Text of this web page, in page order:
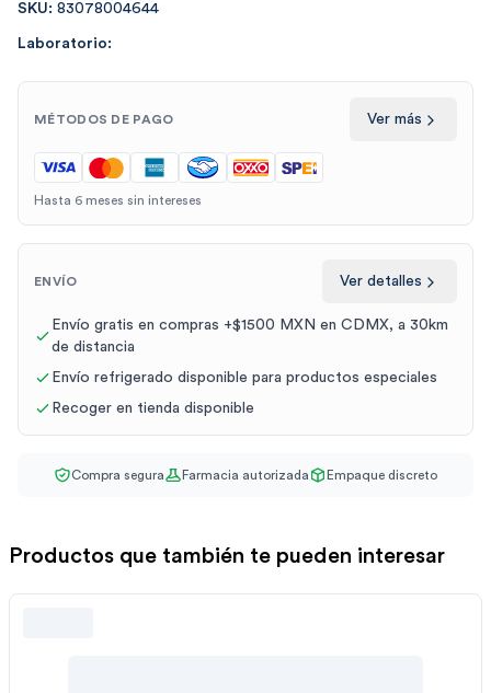
SKU: 83078004644
Laboratorio:
MÉTODOS DE PAGO Ver más
Hasta 6 meses sin intereses
ENVÍO Ver detalles
Envío gratis en compras +$1500 MXN en CDMX, a 30km
de distancia
Envío refrigerado disponible para productos especiales
Recoger en tienda disponible
Compra segura Farmacia autorizada Empaque discreto
Productos que también te pueden interesar